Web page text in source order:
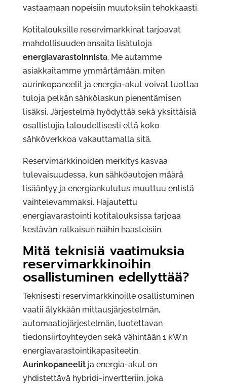
vastaamaan nopeisiin muutoksiin tehokkaasti.
Kotitalouksille reservimarkkinat tarjoavat
mahdollisuuden ansaita lisätuloja
energiavarastoinnista. Me autamme
asiakkaitamme ymmärtämään, miten
aurinkopaneelit ja energia-akut voivat tuottaa
tuloja pelkän sähkölaskun pienentämisen
lisäksi. Järjestelmä hyödyttää sekä yksittäisiä
osallistujia taloudellisesti että koko
sähköverkkoa vakauttamalla sitä.
Reservimarkkinoiden merkitys kasvaa
tulevaisuudessa, kun sähköautojen määrä
lisääntyy ja energiankulutus muuttuu entistä
vaihtelevammaksi. Hajautettu
energiavarastointi kotitalouksissa tarjoaa
kestävän ratkaisun näihin haasteisiin.
Mitä teknisiä vaatimuksia
reservimarkkinoihin
osallistuminen edellyttää?
Teknisesti reservimarkkinoille osallistuminen
vaatii älykkään mittausjärjestelmän,
automaatiojärjestelmän, luotettavan
tiedonsiirtoyhteyden sekä vähintään 1 kW:n
energiavarastointikapasiteetin.
Aurinkopaneelitja energia-akut on
yhdistettävä hybridi-invertteriin, joka